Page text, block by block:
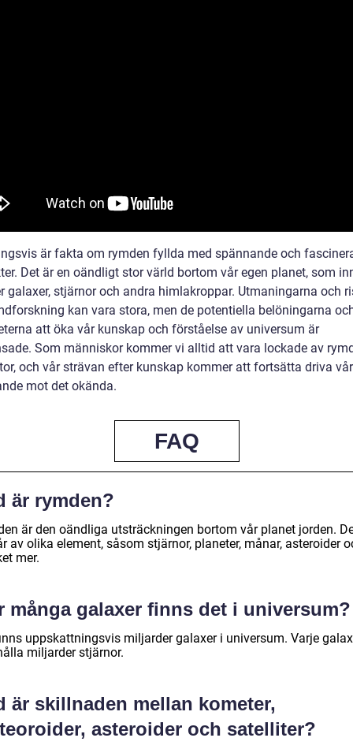
är fakta om rymden fyllda med spännande och
Det är en oändligt stor värld bortom vår egen planet, som
galaxer, stjärnor och andra himlakroppar. Utmaningarna och
kan vara stora, men de potentiella belöningarna
att öka vår kunskap och förståelse av universum är
Som människor kommer vi alltid att vara lockade av
och vår strävan efter kunskap kommer att fortsätta driva
mot det okända.
FAQ
är rymden?
är den oändliga utsträckningen bortom vår planet jorden.
av olika element, såsom stjärnor, planeter, månar, asteroider
mer.
många galaxer finns det i universum?
uppskattningsvis miljarder galaxer i universum. Varje
miljarder stjärnor.
är skillnaden mellan kometer,
asteroider och satelliter?